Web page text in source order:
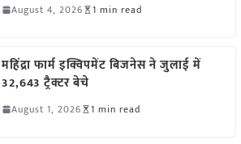
August 4, 2026 1 min read
महिंद्रा फार्म इक्विपमेंट बिजनेस ने जुलाई में
32,643 ट्रैक्टर बेचे
August 1, 2026 1 min read